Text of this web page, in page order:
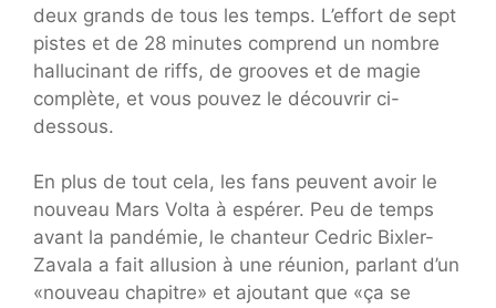
deux grands de tous les temps. L’effort de sept
pistes et de 28 minutes comprend un nombre
hallucinant de riffs, de grooves et de magie
complète, et vous pouvez le découvrir ci-
dessous.
En plus de tout cela, les fans peuvent avoir le
nouveau Mars Volta à espérer. Peu de temps
avant la pandémie, le chanteur Cedric Bixler-
Zavala a fait allusion à une réunion, parlant d’un
«nouveau chapitre» et ajoutant que «ça se